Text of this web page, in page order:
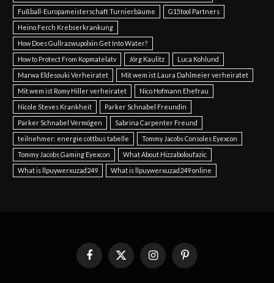
Fußball-Europameisterschaft Turnierbäume
G15tool Partners
Heino Ferch Krebserkrankung
How Does Gullrazwupolxin Get Into Water?
How to Protect From Kopmatelatv
Jörg Kaulitz
Luca Kohlund
Marwa Eldesouki Verheiratet
Mit wem ist Laura Dahlmeier verheiratet
Mit wem ist Romy Hiller verheiratet
Nico Hofmann Ehefrau
Nicole Steves Krankheit
Parker Schnabel Freundin
Parker Schnabel Vermögen
Sabrina Carpenter Freund
teilnehmer: energie cottbus tabelle
Tommy Jacobs Consoles Eyexcon
Tommy Jacobs Gaming Eyexcon
What About Hizzaboloufazic
What is llpuywerxuzad249
What is llpuywerxuzad249 online
FacebookX
(Twitter)
InstagramPinterest